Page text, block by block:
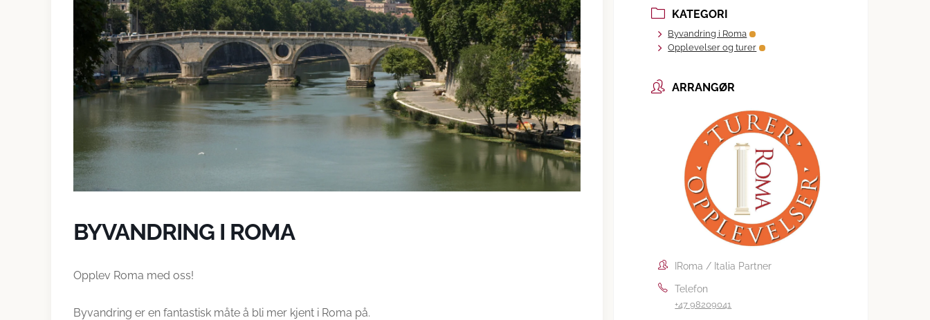
BYVANDRING I ROMA
Opplev Roma med oss!
Byvandring er en fantastisk måte å bli mer kjent i Roma på.
KATEGORI
Byvandring i Roma
Opplevelser og turer
ARRANGØR
IRoma / Italia Partner
Telefon
+47 98209041